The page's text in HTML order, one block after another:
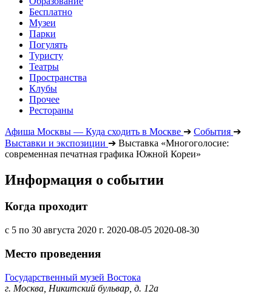
Бесплатно
Музеи
Парки
Погулять
Туристу
Театры
Пространства
Клубы
Прочее
Рестораны
Афиша Москвы — Куда сходить в Москве ➔ События ➔
Выставки и экспозиции ➔ Выставка «Многоголосие:
современная печатная графика Южной Кореи»
Информация о событии
Когда проходит
с 5 по 30 августа 2020 г. 2020-08-05 2020-08-30
Место проведения
Государственный музей Востока
г. Москва, Никитский бульвар, д. 12а